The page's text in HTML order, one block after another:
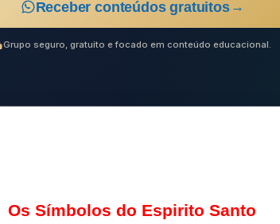
Receber conteúdos gratuitos →
Grupo seguro, gratuito e focado em conteúdo educacional.
Os Símbolos do Espirito Santo